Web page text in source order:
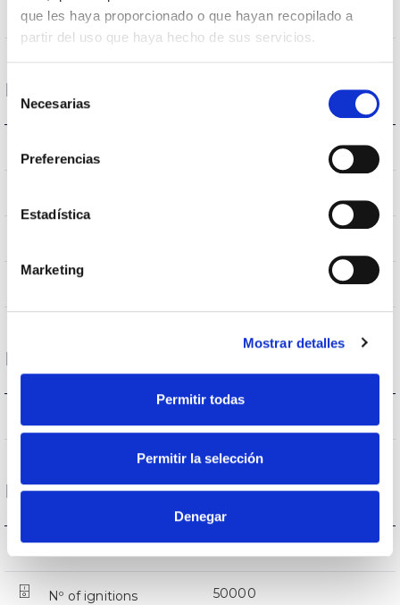
que les haya proporcionado o que hayan recopilado a
partir del uso que haya hecho de sus servicios.
Selección
consentimiento
Necesarias
Preferencias
Estadística
Marketing
Mostrar detalles
Permitir todas
Permitir la selección
Denegar
Opening angle 100
Housing and Finish
GU10
Performance
Life
(L70B50>)25.000h
Nº of ignitions 50000